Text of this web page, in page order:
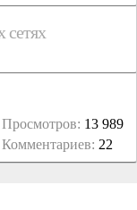
сетях
Просмотров: 13 989
Комментариев: 22